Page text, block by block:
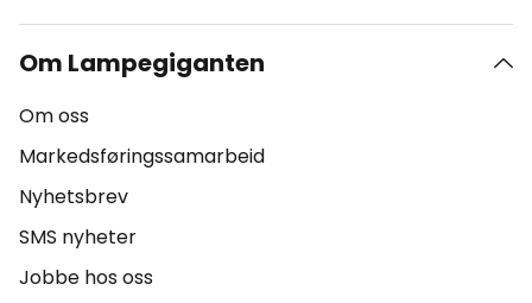
Om Lampegiganten
Om oss
Markedsføringssamarbeid
Nyhetsbrev
SMS nyheter
Jobbe hos oss